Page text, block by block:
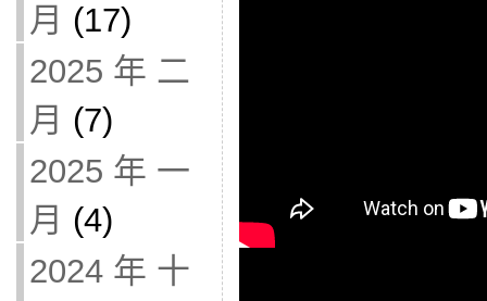
月 (17)
2025 年 二
月 (7)
2025 年 一
月 (4)
2024 年 十